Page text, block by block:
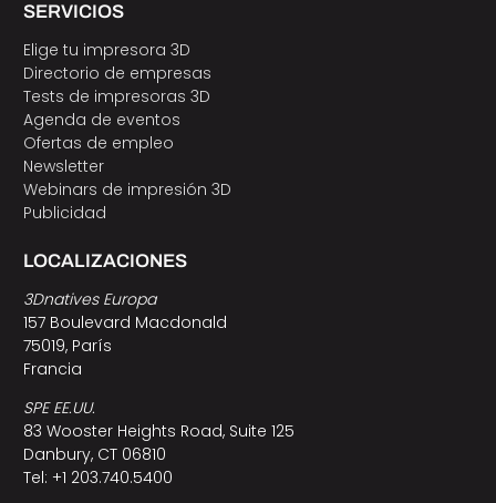
SERVICIOS
Elige tu impresora 3D
Directorio de empresas
Tests de impresoras 3D
Agenda de eventos
Ofertas de empleo
Newsletter
Webinars de impresión 3D
Publicidad
LOCALIZACIONES
3Dnatives Europa
157 Boulevard Macdonald
75019, París
Francia
SPE EE.UU.
83 Wooster Heights Road, Suite 125
Danbury, CT 06810
Tel: +1 203.740.5400